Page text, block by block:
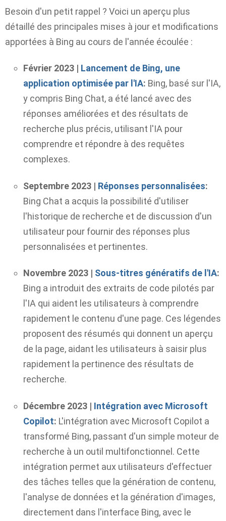
Besoin d'un petit rappel ? Voici un aperçu plus
détaillé des principales mises à jour et modifications
apportées à Bing au cours de l'année écoulée :
Février 2023 | Lancement de Bing, une
application optimisée par l'IA: Bing, basé sur l'IA,
y compris Bing Chat, a été lancé avec des
réponses améliorées et des résultats de
recherche plus précis, utilisant l'IA pour
comprendre et répondre à des requêtes
complexes.
Septembre 2023 | Réponses personnalisées:
Bing Chat a acquis la possibilité d'utiliser
l'historique de recherche et de discussion d'un
utilisateur pour fournir des réponses plus
personnalisées et pertinentes.
Novembre 2023 | Sous-titres génératifs de l'IA:
Bing a introduit des extraits de code pilotés par
l'IA qui aident les utilisateurs à comprendre
rapidement le contenu d'une page. Ces légendes
proposent des résumés qui donnent un aperçu
de la page, aidant les utilisateurs à saisir plus
rapidement la pertinence des résultats de
recherche.
Décembre 2023 | Intégration avec Microsoft
Copilot: L'intégration avec Microsoft Copilot a
transformé Bing, passant d'un simple moteur de
recherche à un outil multifonctionnel. Cette
intégration permet aux utilisateurs d'effectuer
des tâches telles que la génération de contenu,
l'analyse de données et la génération d'images,
directement dans l'interface Bing, avec le